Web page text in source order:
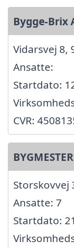
Bygge-Brix
Vidarsvej 8,
Ansatte:
Startdato:
CVR:
Storskovvej
Ansatte: 7
Startdato: